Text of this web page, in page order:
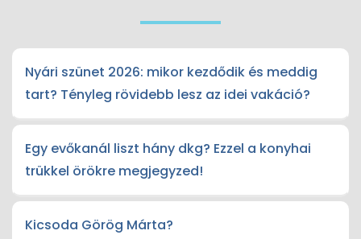
Nyári szünet 2026: mikor kezdődik és meddig
tart? Tényleg rövidebb lesz az idei vakáció?
Egy evőkanál liszt hány dkg? Ezzel a konyhai
trükkel örökre megjegyzed!
Kicsoda Görög Márta?